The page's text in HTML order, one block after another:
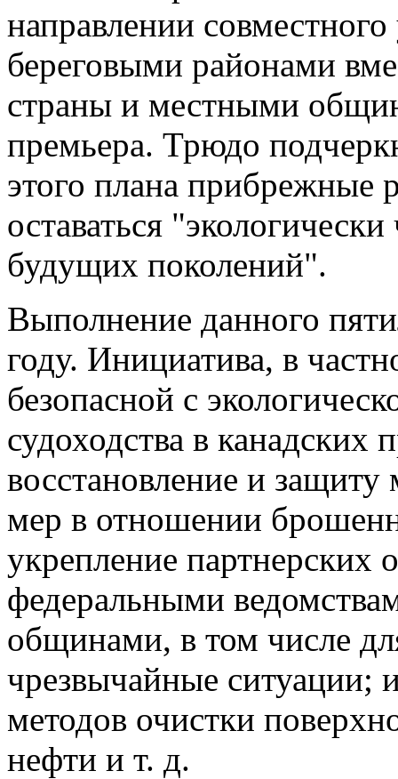
направлении
береговыми районами
страны и местными
премьера. Трюдо
этого плана прибрежные
оставаться
будущих поколений".
Выполнение данного
году. Инициатива, в
безопасной с
судоходства в
восстановление и
мер в отношении
укрепление
федеральными
общинами, в том числе
чрезвычайные ситуации;
методов очистки
нефти и т. д.